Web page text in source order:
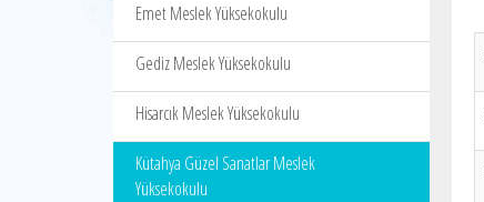
Emet Meslek Yüksekokulu
Gediz Meslek Yüksekokulu
Hisarcık Meslek Yüksekokulu
Kütahya Güzel Sanatlar Meslek
Yüksekokulu